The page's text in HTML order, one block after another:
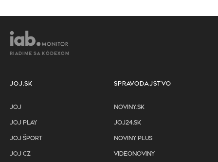
RIADIME SA KÓDEXOM
JOJ.SK
JOJ
JOJ PLAY
JOJ ŠPORT
JOJ CZ
SPRAVODAJSTVO
NOVINY.SK
JOJ24.SK
NOVINY PLUS
VIDEONOVINY